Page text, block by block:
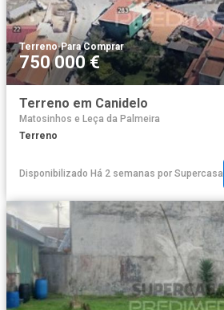
Terreno·Para Comprar
750 000 €
Terreno em Canidelo
Matosinhos e Leça da Palmeira
Terreno
Disponibilizado Há 2 semanas por Supercasa